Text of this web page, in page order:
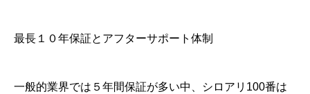
最長１０年保証とアフターサポート体制
一般的業界では５年間保証が多い中、シロアリ100番は